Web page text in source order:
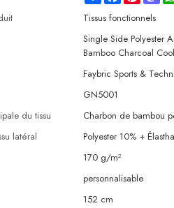
Tissus fonctionnels
Single Side Polyester
Bamboo Charcoal
Faybric Sports &
GN5001
du tissu
Charbon de bambou
latéral
Polyester 10% +
170 g/m²
personnalisable
152 cm